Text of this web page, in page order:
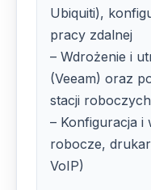
Ubiquiti),
pracy zdalnej
– Wdrożenie i
(Veeam) oraz
stacji roboczych
– Konfiguracja i
robocze,
VoIP)